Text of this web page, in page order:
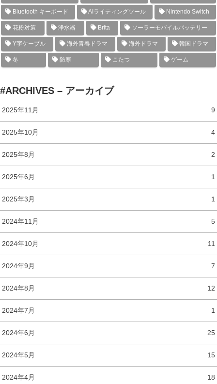
Bluetooth キーボード AIライティングツール Nintendo Switch
花粉対策 浄水器 Brita ソーラーモバイルバッテリー
Y字ケーブル 海外青春ドラマ 海外ドラマ 韓国ドラマ
冬 防寒 こたつ ゲーム
#ARCHIVES – アーカイブ
2025年11月 9
2025年10月 4
2025年8月 2
2025年6月 1
2025年3月 1
2024年11月 5
2024年10月 11
2024年9月 7
2024年8月 12
2024年7月 1
2024年6月 25
2024年5月 15
2024年4月 18